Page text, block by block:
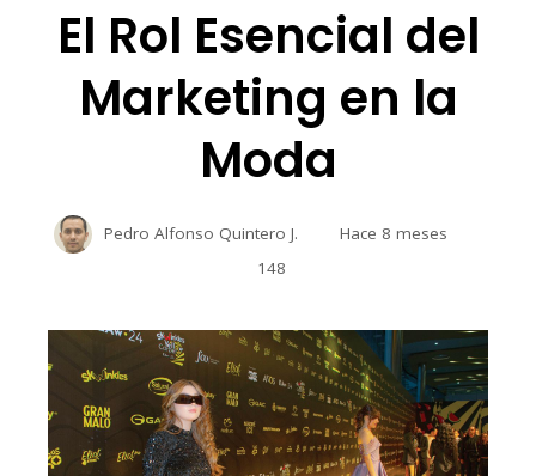
El Rol Esencial del
Marketing en la
Moda
Pedro Alfonso Quintero J.
Hace 8 meses
148